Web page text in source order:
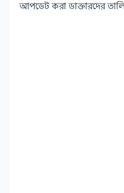
আপডেট করা ডাক্তারদের